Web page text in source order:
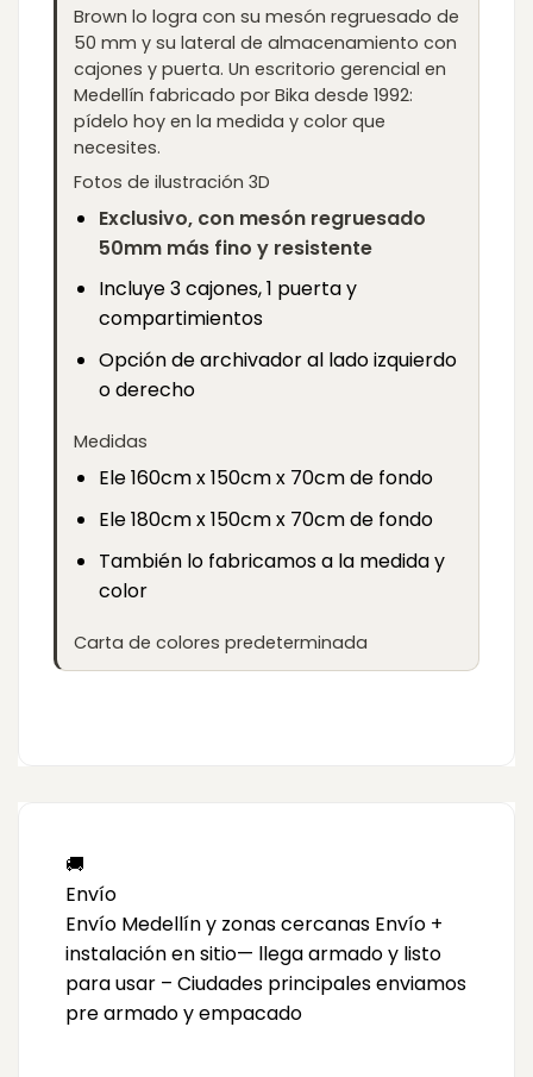
Brown lo logra con su mesón regruesado de
50 mm y su lateral de almacenamiento con
cajones y puerta. Un escritorio gerencial en
Medellín fabricado por Bika desde 1992:
pídelo hoy en la medida y color que
necesites.
Fotos de ilustración 3D
Exclusivo, con mesón regruesado
50mm más fino y resistente
Incluye 3 cajones, 1 puerta y
compartimientos
Opción de archivador al lado izquierdo
o derecho
Medidas
Ele 160cm x 150cm x 70cm de fondo
Ele 180cm x 150cm x 70cm de fondo
También lo fabricamos a la medida y
color
Carta de colores predeterminada
🚚
Envío
Envío Medellín y zonas cercanas Envío +
instalación en sitio— llega armado y listo
para usar – Ciudades principales enviamos
pre armado y empacado